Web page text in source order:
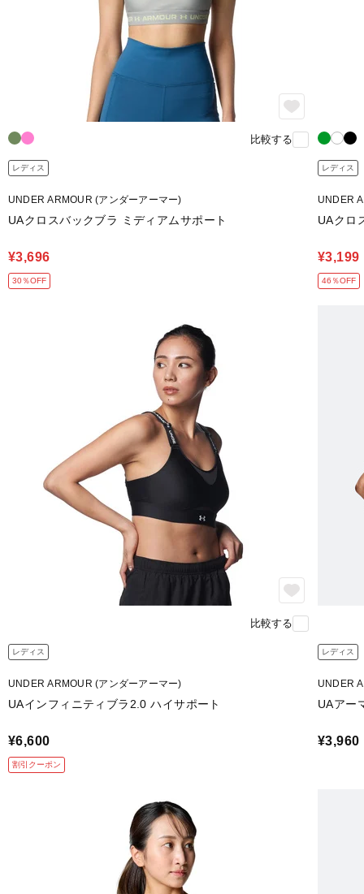
比較する
レディス
UNDER ARMOUR (アンダーアーマー)
UAクロスバックブラ ミディアムサポート
¥3,696
30％OFF
レディス
UNDER
UAクロ
¥3,199
46％OFF
比較する
レディス
UNDER ARMOUR (アンダーアーマー)
UAインフィニティブラ2.0 ハイサポート
¥6,600
割引クーポン
レディス
UNDER
UAアー
¥3,960